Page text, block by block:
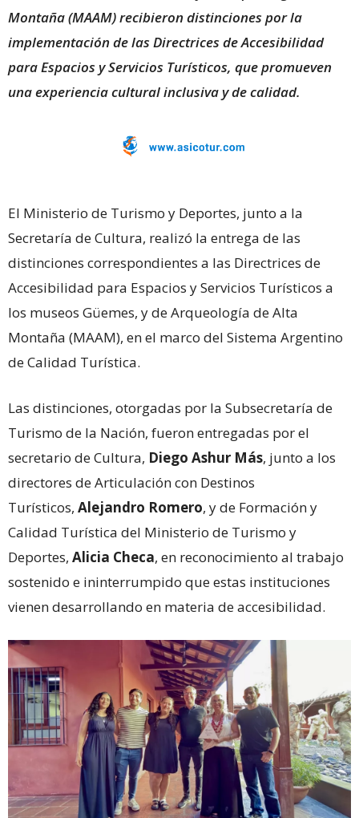
Montaña (MAAM) recibieron distinciones por la
implementación de las Directrices de Accesibilidad
para Espacios y Servicios Turísticos, que promueven
una experiencia cultural inclusiva y de calidad.
El Ministerio de Turismo y Deportes, junto a la
Secretaría de Cultura, realizó la entrega de las
distinciones correspondientes a las Directrices de
Accesibilidad para Espacios y Servicios Turísticos a
los museos Güemes, y de Arqueología de Alta
Montaña (MAAM), en el marco del Sistema Argentino
de Calidad Turística.
Las distinciones, otorgadas por la Subsecretaría de
Turismo de la Nación, fueron entregadas por el
secretario de Cultura, Diego Ashur Más, junto a los
directores de Articulación con Destinos
Turísticos, Alejandro Romero, y de Formación y
Calidad Turística del Ministerio de Turismo y
Deportes, Alicia Checa, en reconocimiento al trabajo
sostenido e ininterrumpido que estas instituciones
vienen desarrollando en materia de accesibilidad.